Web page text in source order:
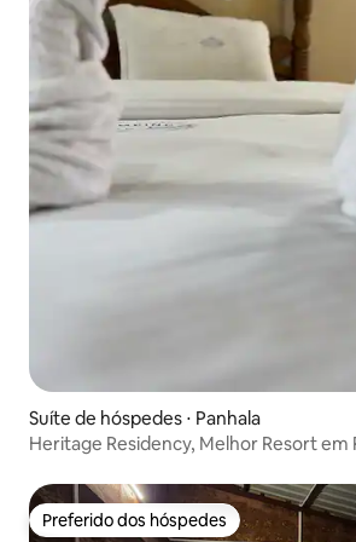
Suíte de hóspedes ⋅ Panhala
Heritage Residency, Melhor Resort em
Preferido dos hóspedes
Preferido dos hóspedes